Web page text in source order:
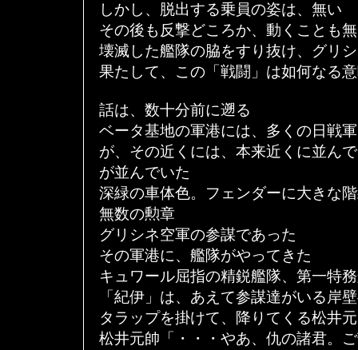
しかし、脱出する乗員の姿は、無い
その後も反撃どころか、動くことも
壊滅した艦隊の脇をすり抜け、グリ
果たして、この「戦闘」は如何なる
話は、数十分前に遡る
ベータ基地の軍港には、多くの日戦
が、その近くには、本来近くに並ん
が並んでいた
深緑の車体色。フェンダーに大きな
無数の勲章
グリシネ空軍の参謀であった
その軍港に、艦隊がやってきた
キュワール屈指の精鋭艦隊、第一特
「紀伊」は、あえて参謀達がいる岸
タラップを掛けて、降りてくる松井
松井元帥「・・・やあ、仇の諸君。